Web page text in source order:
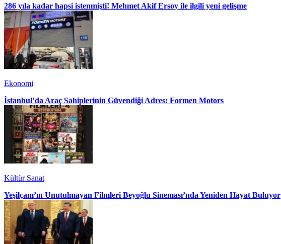
286 yıla kadar hapsi istenmişti! Mehmet Akif Ersoy ile ilgili yeni gelişme
Ekonomi
İstanbul’da Araç Sahiplerinin Güvendiği Adres: Formen Motors
Kültür Sanat
Yeşilçam’ın Unutulmayan Filmleri Beyoğlu Sineması’nda Yeniden Hayat Buluyor